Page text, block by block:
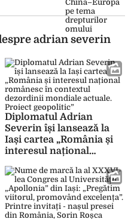
adrian severin
Diplomatul Adrian
Severin își lansează la
Iași cartea „România și
interesul național
dezordinii mondiale
actuale. Proiect
geopolitic”